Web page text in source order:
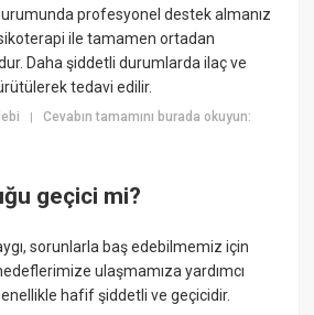
profesyonel destek almanız
ile tamamen ortadan
Daha şiddetli durumlarda ilaç ve
tedavi edilir.
|Cevabın tamamını burada okuyun:
geçici mi?
sorunlarla baş edebilmemiz için
ulaşmamıza yardımcı
hafif şiddetli ve geçicidir.